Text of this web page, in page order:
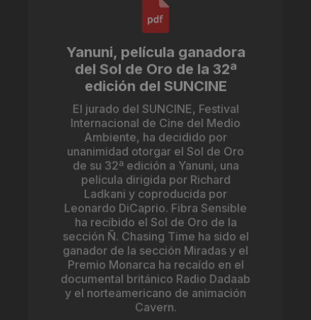
Yanuni, película ganadora
del Sol de Oro de la 32ª
edición del SUNCINE
El jurado del SUNCINE, Festival
Internacional de Cine del Medio
Ambiente, ha decidido por
unanimidad otorgar el Sol de Oro
de su 32ª edición a Yanuni, una
película dirigida por Richard
Ladkani y coproducida por
Leonardo DiCaprio. Fibra Sensible
ha recibido el Sol de Oro de la
sección Ñ. Chasing Time ha sido el
ganador de la sección Miradas y el
Premio Monarca ha recaído en el
documental británico Radio Dadaab
y el norteamericano de animación
Cavern.